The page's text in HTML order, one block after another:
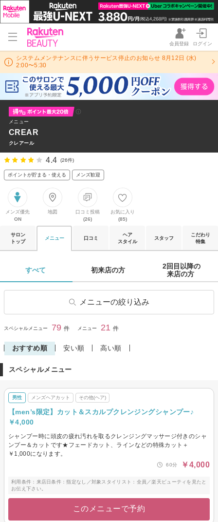
会員登録 ログイン
システムメンテナンスに伴うサービス停止のお知らせ 8月12日 (水)
2:00〜5:30
メニュー
CREAR
クレアール
4.4 (26件)
ポイントが貯まる・使える メンズ歓迎
メンズ優先
ON
地図
口コミ投稿
(26)
お気に入り
(85)
サロン
トップ
メニュー 口コミ
ヘア
スタイル
スタッフ
こだわり
特集
すべて 初来店の方
2回目以降の
来店の方
メニューの絞り込み
ヘアカット
リタッチカラー
パーマ
トリートメント
ヘアセット
眉カット・眉カラー・脱色(ブ
その他(ヘア) メンズヘアカット
メンズヘアカラー
脱色(ブリーチ)
閉じる
スペシャルメニュー 79 件 メニュー 21 件
おすすめ順 安い順 高い順
スペシャルメニュー
男性 メンズヘアカット その他(ヘア)
【men’s限定】カット＆スカルプクレンジングシャンプー♪
￥4,000
シャンプー時に頭皮の疲れ汚れを取るクレンジングマッサージ付きのシャ
ンプー＆カットです★フェードカット、ラインなどの特殊カット＋
￥1,000になります。
60分 ￥4,000
利用条件：来店日条件：指定なし／対象スタイリスト：全員／楽天ビューティを見たと
お伝え下さい。
このメニューで予約